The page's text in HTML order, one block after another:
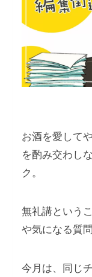
お酒を愛して
を酌み交わし
ク。
無礼講という
や気になる質
今月は、同じ